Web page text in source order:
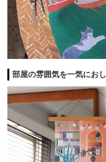
部屋の雰囲気を一気にお